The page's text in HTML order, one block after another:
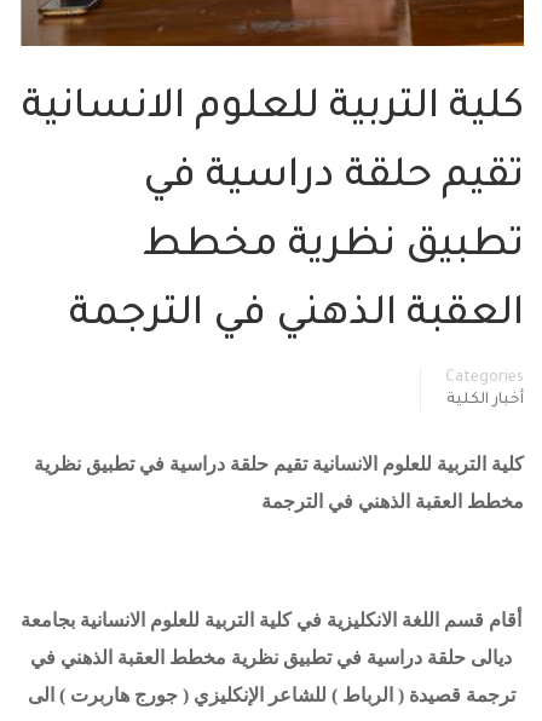
كلية التربية للعلوم الانسانية
تقيم حلقة دراسية في
تطبيق نظرية مخطط
العقبة الذهني في الترجمة
Categories
أخبار الكلية
كلية التربية للعلوم الانسانية تقيم حلقة دراسية في تطبيق نظرية
مخطط العقبة الذهني في الترجمة
أقام قسم اللغة الانكليزية في كلية التربية للعلوم الانسانية بجامعة
ديالى حلقة دراسية في تطبيق نظرية مخطط العقبة الذهني في
ترجمة قصيدة ( الرباط ) للشاعر الإنكليزي ( جورج هاربرت ) الى